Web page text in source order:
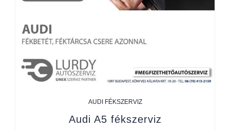
AUDI FÉKSZERVIZ
Audi A5 fékszerviz